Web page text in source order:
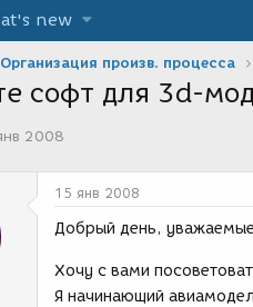
new
Организация произв. процесса
софт для 3d-
2008
15 янв 2008
Добрый день,
Хочу с вами
Я начинающий